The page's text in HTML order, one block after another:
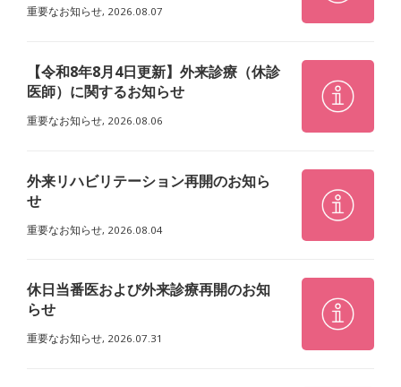
重要なお知らせ, 2026.08.07
【令和8年8月4日更新】外来診療（休診
医師）に関するお知らせ
重要なお知らせ, 2026.08.06
外来リハビリテーション再開のお知ら
せ
重要なお知らせ, 2026.08.04
休日当番医および外来診療再開のお知
らせ
重要なお知らせ, 2026.07.31